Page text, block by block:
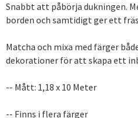
Snabbt att påbörja dukningen.
borden och samtidigt ger ett
Matcha och mixa med färger
dekorationer för att skapa ett
-- Mått: 1,18 x 10 Meter
-- Finns i flera färger